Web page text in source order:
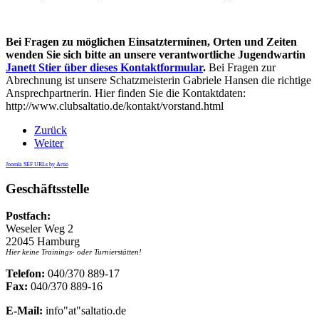
Bei Fragen zu möglichen Einsatzterminen, Orten und Zeiten
wenden Sie sich bitte an unsere verantwortliche Jugendwartin
Janett Stier über dieses Kontaktformular. Bei Fragen zur
Abrechnung ist unsere Schatzmeisterin Gabriele Hansen die richtige
Ansprechpartnerin. Hier finden Sie die Kontaktdaten:
http://www.clubsaltatio.de/kontakt/vorstand.html
Zurück
Weiter
Joomla SEF URLs by Artio
Geschäftsstelle
Postfach:
Weseler Weg 2
22045 Hamburg
Hier keine Trainings- oder Turnierstätten!
Telefon: 040/370 889-17
Fax: 040/370 889-16
E-Mail: info"at"saltatio.de